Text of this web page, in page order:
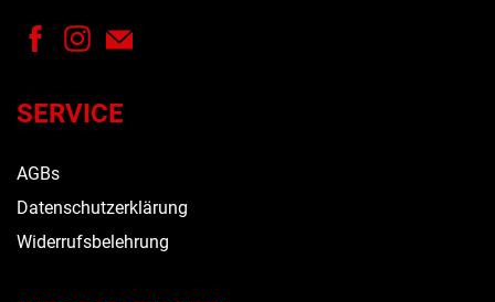
SERVICE
AGBs
Datenschutzerklärung
Widerrufsbelehrung